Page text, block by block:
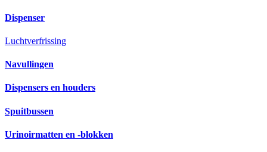
Dispenser
Luchtverfrissing
Navullingen
Dispensers en houders
Spuitbussen
Urinoirmatten en -blokken